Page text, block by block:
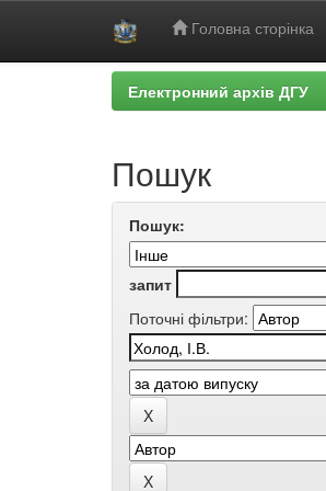
Головна сторінка
Електронний архів ДГУ
Пошук
Пошук:
запит
Поточні фільтри: